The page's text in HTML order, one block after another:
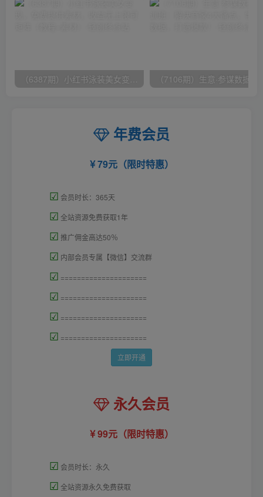
（6387期）小红书泳装美女变现，免费提供素材，收益无上限可矩阵（教程+素材）
年费会员
79元（限时特惠）
☑ 会员时长：365天
☑ 全站资源免费获取1年
☑ 推广佣金高达50％
☑ 内部会员专属【微信】交流群
☑ =====================
☑ =====================
☑ =====================
☑ =====================
立即开通
永久会员
99元（限时特惠）
☑ 会员时长：永久
☑ 全站资源永久免费获取